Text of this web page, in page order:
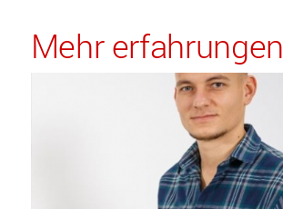
Mehr erfahrungen